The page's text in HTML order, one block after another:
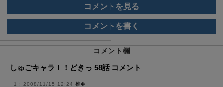
コメントを見る
コメントを書く
コメント欄
しゅごキャラ！！どきっ 58話 コメント
2008/11/15 12:24 椎亜